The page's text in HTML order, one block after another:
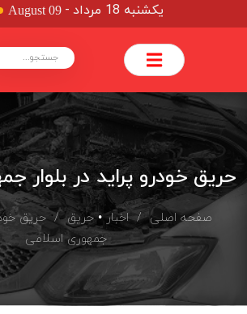
یکشنبه 18 مرداد -
August 09
حریق خودرو پراید در بلوار
صفحه اصلی/اخبار•حریق/ حریق
جمهوری اسلامی